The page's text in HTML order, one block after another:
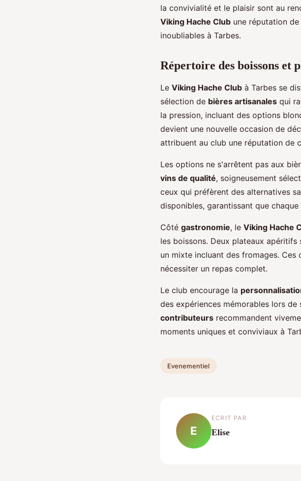
la convivialité et le plaisir sont au
Viking Hache Club une réputation
inoubliables à Tarbes.
Répertoire des boissons et
Le Viking Hache Club à Tarbes se
sélection de bières artisanales qui
la pression, incluant des options
devient une nouvelle occasion de
attribuent au club une réputation de
Les options ne s'arrêtent pas aux
vins de qualité, soigneusement
ceux qui préfèrent des alternatives
disponibles, garantissant que
Côté gastronomie, le Viking Hache
les boissons. Deux plateaux
un mixte incluant des fromages.
nécessiter un repas complet.
Le club encourage la
des expériences mémorables lors
contributeurs recommandent
moments uniques et conviviaux à
Evenementiel
E
ECRIT PAR
Elise